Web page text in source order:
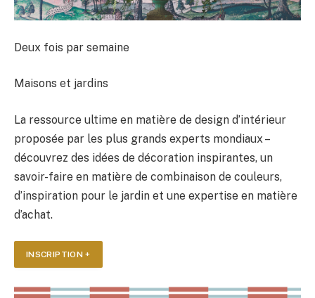
Deux fois par semaine
Maisons et jardins
La ressource ultime en matière de design d’intérieur
proposée par les plus grands experts mondiaux –
découvrez des idées de décoration inspirantes, un
savoir-faire en matière de combinaison de couleurs,
d’inspiration pour le jardin et une expertise en matière
d’achat.
INSCRIPTION +